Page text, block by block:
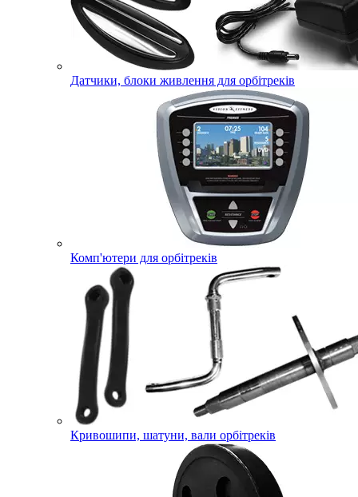
Датчики, блоки живлення для орбітреків
Комп'ютери для орбітреків
Кривошипи, шатуни, вали орбітреків